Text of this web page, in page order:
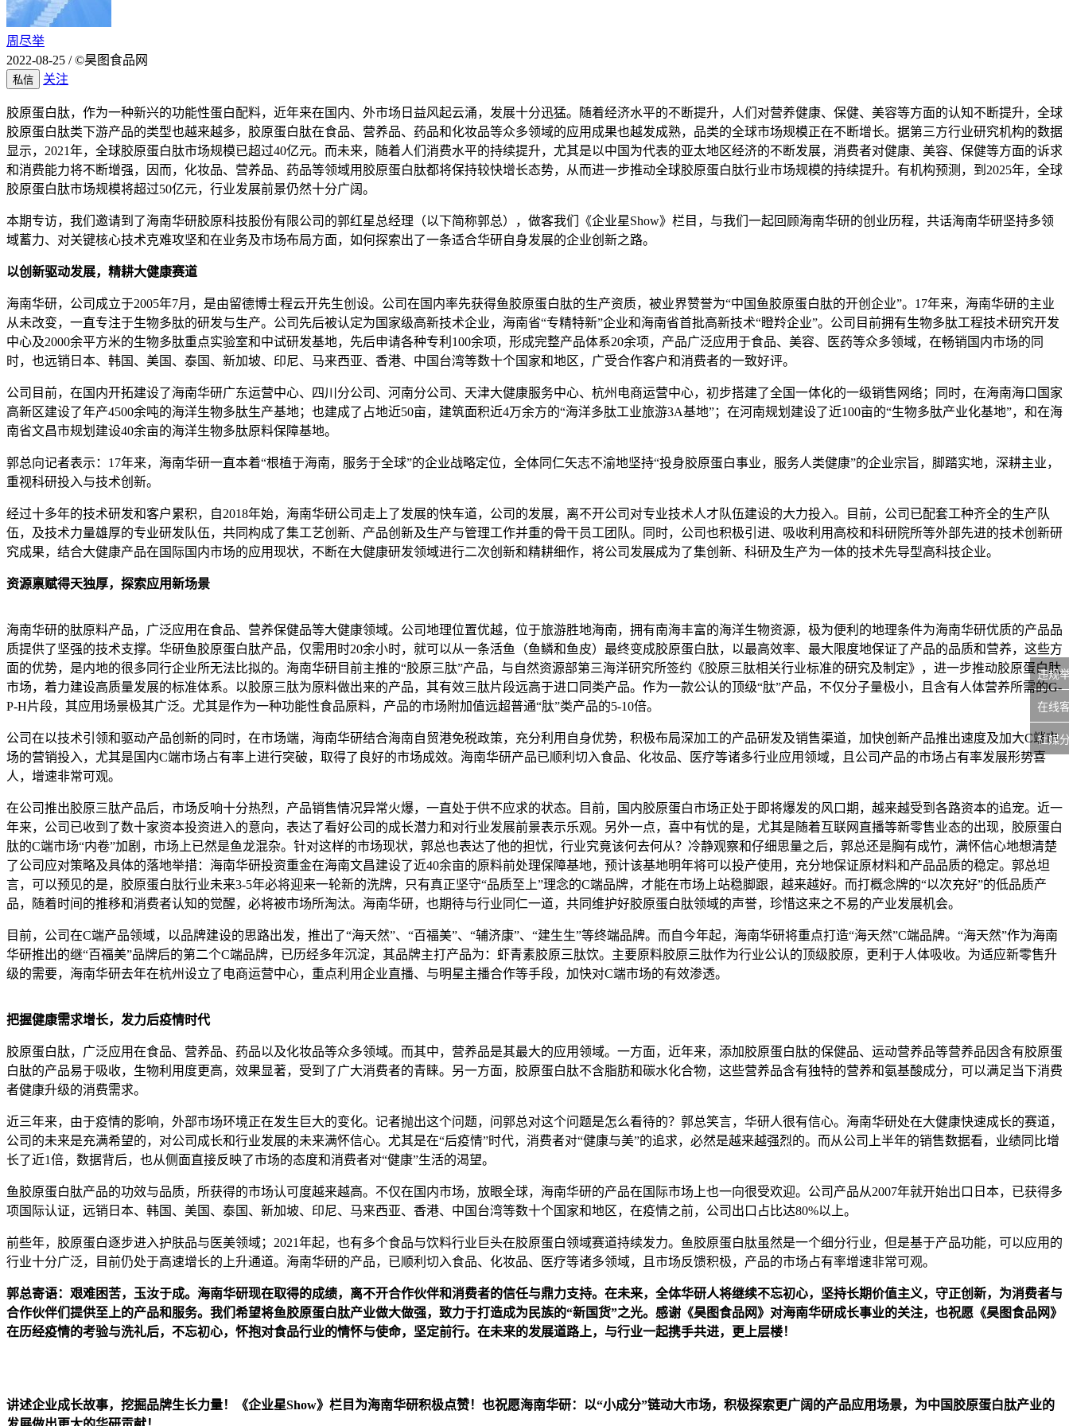
周尽举
2022-08-25 / ©昊图食品网
私信 关注
胶原蛋白肽，作为一种新兴的功能性蛋白配料，近年来在国内、外市场日益风起云涌，发展十分迅猛。随着经济水平的不断提升，人们对营养健康、保健、美容等方面的认知不断提升，全球
胶原蛋白肽类下游产品的类型也越来越多，胶原蛋白肽在食品、营养品、药品和化妆品等众多领域的应用成果也越发成熟，品类的全球市场规模正在不断增长。据第三方行业研究机构的数据
显示，2021年，全球胶原蛋白肽市场规模已超过40亿元。而未来，随着人们消费水平的持续提升，尤其是以中国为代表的亚太地区经济的不断发展，消费者对健康、美容、保健等方面的诉求
和消费能力将不断增强，因而，化妆品、营养品、药品等领域用胶原蛋白肽都将保持较快增长态势，从而进一步推动全球胶原蛋白肽行业市场规模的持续提升。有机构预测，到2025年，全球
胶原蛋白肽市场规模将超过50亿元，行业发展前景仍然十分广阔。
本期专访，我们邀请到了海南华研胶原科技股份有限公司的郭红星总经理（以下简称郭总），做客我们《企业星Show》栏目，与我们一起回顾海南华研的创业历程，共话海南华研坚持多领
域蓄力、对关键核心技术克难攻坚和在业务及市场布局方面，如何探索出了一条适合华研自身发展的企业创新之路。
以创新驱动发展，精耕大健康赛道
海南华研，公司成立于2005年7月，是由留德博士程云开先生创设。公司在国内率先获得鱼胶原蛋白肽的生产资质，被业界赞誉为“中国鱼胶原蛋白肽的开创企业”。17年来，海南华研的主业
从未改变，一直专注于生物多肽的研发与生产。公司先后被认定为国家级高新技术企业，海南省“专精特新”企业和海南省首批高新技术“瞪羚企业”。公司目前拥有生物多肽工程技术研究开发
中心及2000余平方米的生物多肽重点实验室和中试研发基地，先后申请各种专利100余项，形成完整产品体系20余项，产品广泛应用于食品、美容、医药等众多领域，在畅销国内市场的同
时，也远销日本、韩国、美国、泰国、新加坡、印尼、马来西亚、香港、中国台湾等数十个国家和地区，广受合作客户和消费者的一致好评。
公司目前，在国内开拓建设了海南华研广东运营中心、四川分公司、河南分公司、天津大健康服务中心、杭州电商运营中心，初步搭建了全国一体化的一级销售网络；同时，在海南海口国家
高新区建设了年产4500余吨的海洋生物多肽生产基地；也建成了占地近50亩，建筑面积近4万余方的“海洋多肽工业旅游3A基地”；在河南规划建设了近100亩的“生物多肽产业化基地”，和在海
南省文昌市规划建设40余亩的海洋生物多肽原料保障基地。
郭总向记者表示：17年来，海南华研一直本着“根植于海南，服务于全球”的企业战略定位，全体同仁矢志不渝地坚持“投身胶原蛋白事业，服务人类健康”的企业宗旨，脚踏实地，深耕主业，
重视科研投入与技术创新。
经过十多年的技术研发和客户累积，自2018年始，海南华研公司走上了发展的快车道，公司的发展，离不开公司对专业技术人才队伍建设的大力投入。目前，公司已配套工种齐全的生产队
伍，及技术力量雄厚的专业研发队伍，共同构成了集工艺创新、产品创新及生产与管理工作并重的骨干员工团队。同时，公司也积极引进、吸收利用高校和科研院所等外部先进的技术创新研
究成果，结合大健康产品在国际国内市场的应用现状，不断在大健康研发领域进行二次创新和精耕细作，将公司发展成为了集创新、科研及生产为一体的技术先导型高科技企业。
资源禀赋得天独厚，探索应用新场景
海南华研的肽原料产品，广泛应用在食品、营养保健品等大健康领域。公司地理位置优越，位于旅游胜地海南，拥有南海丰富的海洋生物资源，极为便利的地理条件为海南华研优质的产品品
质提供了坚强的技术支撑。华研鱼胶原蛋白肽产品，仅需用时20余小时，就可以从一条活鱼（鱼鳞和鱼皮）最终变成胶原蛋白肽，以最高效率、最大限度地保证了产品的品质和营养，这些方
面的优势，是内地的很多同行企业所无法比拟的。海南华研目前主推的“胶原三肽”产品，与自然资源部第三海洋研究所签约《胶原三肽相关行业标准的研究及制定》，进一步推动胶原蛋白肽
市场，着力建设高质量发展的标准体系。以胶原三肽为原料做出来的产品，其有效三肽片段远高于进口同类产品。作为一款公认的顶级“肽”产品，不仅分子量极小，且含有人体营养所需的G-
P-H片段，其应用场景极其广泛。尤其是作为一种功能性食品原料，产品的市场附加值远超普通“肽”类产品的5-10倍。
公司在以技术引领和驱动产品创新的同时，在市场端，海南华研结合海南自贸港免税政策，充分利用自身优势，积极布局深加工的产品研发及销售渠道，加快创新产品推出速度及加大C端市
场的营销投入，尤其是国内C端市场占有率上进行突破，取得了良好的市场成效。海南华研产品已顺利切入食品、化妆品、医疗等诸多行业应用领域，且公司产品的市场占有率发展形势喜
人，增速非常可观。
在公司推出胶原三肽产品后，市场反响十分热烈，产品销售情况异常火爆，一直处于供不应求的状态。目前，国内胶原蛋白市场正处于即将爆发的风口期，越来越受到各路资本的追宠。近一
年来，公司已收到了数十家资本投资进入的意向，表达了看好公司的成长潜力和对行业发展前景表示乐观。另外一点，喜中有忧的是，尤其是随着互联网直播等新零售业态的出现，胶原蛋白
肽的C端市场“内卷”加剧，市场上已然是鱼龙混杂。针对这样的市场现状，郭总也表达了他的担忧，行业究竟该何去何从？冷静观察和仔细思量之后，郭总还是胸有成竹，满怀信心地想清楚
了公司应对策略及具体的落地举措：海南华研投资重金在海南文昌建设了近40余亩的原料前处理保障基地，预计该基地明年将可以投产使用，充分地保证原材料和产品品质的稳定。郭总坦
言，可以预见的是，胶原蛋白肽行业未来3-5年必将迎来一轮新的洗牌，只有真正坚守“品质至上”理念的C端品牌，才能在市场上站稳脚跟，越来越好。而打概念牌的“以次充好”的低品质产
品，随着时间的推移和消费者认知的觉醒，必将被市场所淘汰。海南华研，也期待与行业同仁一道，共同维护好胶原蛋白肽领域的声誉，珍惜这来之不易的产业发展机会。
目前，公司在C端产品领域，以品牌建设的思路出发，推出了“海天然”、“百福美”、“辅济康”、“建生生”等终端品牌。而自今年起，海南华研将重点打造“海天然”C端品牌。“海天然”作为海南
华研推出的继“百福美”品牌后的第二个C端品牌，已历经多年沉淀，其品牌主打产品为：虾青素胶原三肽饮。主要原料胶原三肽作为行业公认的顶级胶原，更利于人体吸收。为适应新零售升
级的需要，海南华研去年在杭州设立了电商运营中心，重点利用企业直播、与明星主播合作等手段，加快对C端市场的有效渗透。
把握健康需求增长，发力后疫情时代
胶原蛋白肽，广泛应用在食品、营养品、药品以及化妆品等众多领域。而其中，营养品是其最大的应用领域。一方面，近年来，添加胶原蛋白肽的保健品、运动营养品等营养品因含有胶原蛋
白肽的产品易于吸收，生物利用度更高，效果显著，受到了广大消费者的青睐。另一方面，胶原蛋白肽不含脂肪和碳水化合物，这些营养品含有独特的营养和氨基酸成分，可以满足当下消费
者健康升级的消费需求。
近三年来，由于疫情的影响，外部市场环境正在发生巨大的变化。记者抛出这个问题，问郭总对这个问题是怎么看待的？郭总笑言，华研人很有信心。海南华研处在大健康快速成长的赛道，
公司的未来是充满希望的，对公司成长和行业发展的未来满怀信心。尤其是在“后疫情”时代，消费者对“健康与美”的追求，必然是越来越强烈的。而从公司上半年的销售数据看，业绩同比增
长了近1倍，数据背后，也从侧面直接反映了市场的态度和消费者对“健康”生活的渴望。
鱼胶原蛋白肽产品的功效与品质，所获得的市场认可度越来越高。不仅在国内市场，放眼全球，海南华研的产品在国际市场上也一向很受欢迎。公司产品从2007年就开始出口日本，已获得多
项国际认证，远销日本、韩国、美国、泰国、新加坡、印尼、马来西亚、香港、中国台湾等数十个国家和地区，在疫情之前，公司出口占比达80%以上。
前些年，胶原蛋白逐步进入护肤品与医美领域；2021年起，也有多个食品与饮料行业巨头在胶原蛋白领域赛道持续发力。鱼胶原蛋白肽虽然是一个细分行业，但是基于产品功能，可以应用的
行业十分广泛，目前仍处于高速增长的上升通道。海南华研的产品，已顺利切入食品、化妆品、医疗等诸多领域，且市场反馈积极，产品的市场占有率增速非常可观。
郭总寄语：艰难困苦，玉汝于成。海南华研现在取得的成绩，离不开合作伙伴和消费者的信任与鼎力支持。在未来，全体华研人将继续不忘初心，坚持长期价值主义，守正创新，为消费者与
合作伙伴们提供至上的产品和服务。我们希望将鱼胶原蛋白肽产业做大做强，致力于打造成为民族的“新国货”之光。感谢《昊图食品网》对海南华研成长事业的关注，也祝愿《昊图食品网》
在历经疫情的考验与洗礼后，不忘初心，怀抱对食品行业的情怀与使命，坚定前行。在未来的发展道路上，与行业一起携手共进，更上层楼！
讲述企业成长故事，挖掘品牌生长力量！《企业星Show》栏目为海南华研积极点赞！也祝愿海南华研：以“小成分”链动大市场，积极探索更广阔的产品应用场景，为中国胶原蛋白肽产业的
违规
在线
社媒